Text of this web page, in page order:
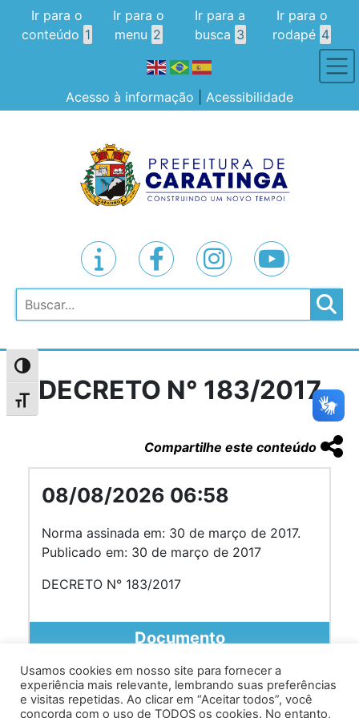
Alternar alto contraste
Alternar tamanho da fonte
Ir para o
conteúdo 1
Ir para o
menu 2
Ir para a
busca 3
Ir para o
rodapé 4
Acesso à informação Acessibilidade
Pesquisar
DECRETO N° 183/2017
Compartilhe este conteúdo
08/08/2026 06:58
Norma assinada em: 30 de março de 2017.
Publicado em: 30 de março de 2017
DECRETO N° 183/2017
Documento
Usamos cookies em nosso site para fornecer a
experiência mais relevante, lembrando suas preferências
e visitas repetidas. Ao clicar em “Aceitar todos”, você
concorda com o uso de TODOS os cookies. No entanto,